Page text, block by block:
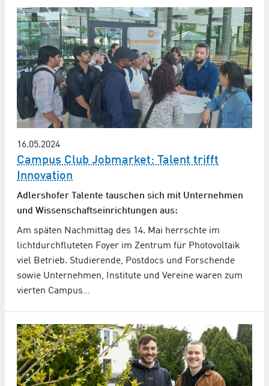
16.05.2024
Campus Club Jobmarket: Talent trifft
Innovation
Adlershofer Talente tauschen sich mit Unternehmen
und Wissenschaftseinrichtungen aus:
Am späten Nachmittag des 14. Mai herrschte im
lichtdurchfluteten Foyer im Zentrum für Photovoltaik
viel Betrieb. Studierende, Postdocs und Forschende
sowie Unternehmen, Institute und Vereine waren zum
vierten Campus…